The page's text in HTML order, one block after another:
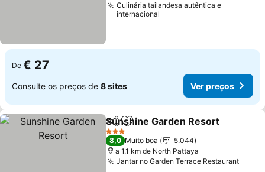
Culinária tailandesa autêntica e
internacional
De € 27
Consulte os preços de 8 sites Ver preços
PartilharAdicionar aos favoritos
Sunshine Garden Resort
3 Estrelas
8,0 Muito boa
5.044
a 1.1 km de North Pattaya
Jantar no Garden Terrace RestaurantVer